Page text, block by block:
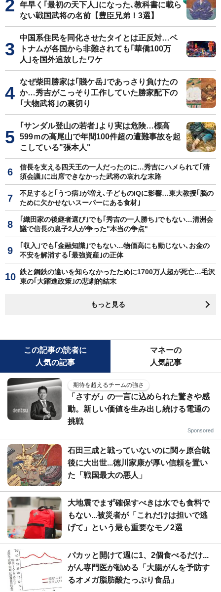
年早く｢最初の天下人｣になった､教科書に載ら
ない戦国武将の名前【豊臣兄弟！3選】
中国系住民を同化させたタイとは正反対…ベ
トナムが各国から非難されても｢華僑100万
人｣を国外追放したワケ
なぜ柴田勝家は｢賤ケ岳｣であっさり負けたの
か…秀吉がこっそり工作していた勝家配下の
｢大物武将｣の裏切り
｢サンダル登山の若者｣より実は危険…標高
599ｍの高尾山で年間100件超の遭難事故を起
こしている"張本人"
信長を支える四天王の一人だったのに…秀吉にハメられて｢清
須会議｣に出席できなかった武将の哀れな末路
不足すると｢うつ病｣が増え､子どものIQに影響…東大教授｢脳の
ために欠かせないスーパーにある食材｣
｢織田家の後継者選び｣でも｢秀吉の一人勝ち｣でもない…清洲会
議で信長の息子2人が争った"本当の争点"
｢収入｣でも｢金融知識｣でもない…物価高にも動じない､お金の
不安を解消する｢最強資産｣の正体
鉄と鋼鉄の違いを知らなかったために1700万人超が死亡…毛沢
東の｢大躍進政策｣の悲劇的結末
もっと見る
この記事の読者に
人気の記事
マネーの
人気記事
期待を超えるチームの強さ
「さすが」の一言に込められた驚きや感
動。新しい価値を生み出し続ける電通の
挑戦
Sponsored
石田三成と戦っていないのに関ヶ原合戦
後に大出世...徳川家康が厚い信頼を置い
た「戦国最大の悪人」
大地震でまず確保すべきは水でも食料で
もない...被災者が「これだけは担いで逃
げて」という最も重要なモノ2選
パカッと開けて週に1、2個食べるだけ...
がん専門医が勧める「大腸がんを予防す
るオメガ脂肪酸たっぷり食品」